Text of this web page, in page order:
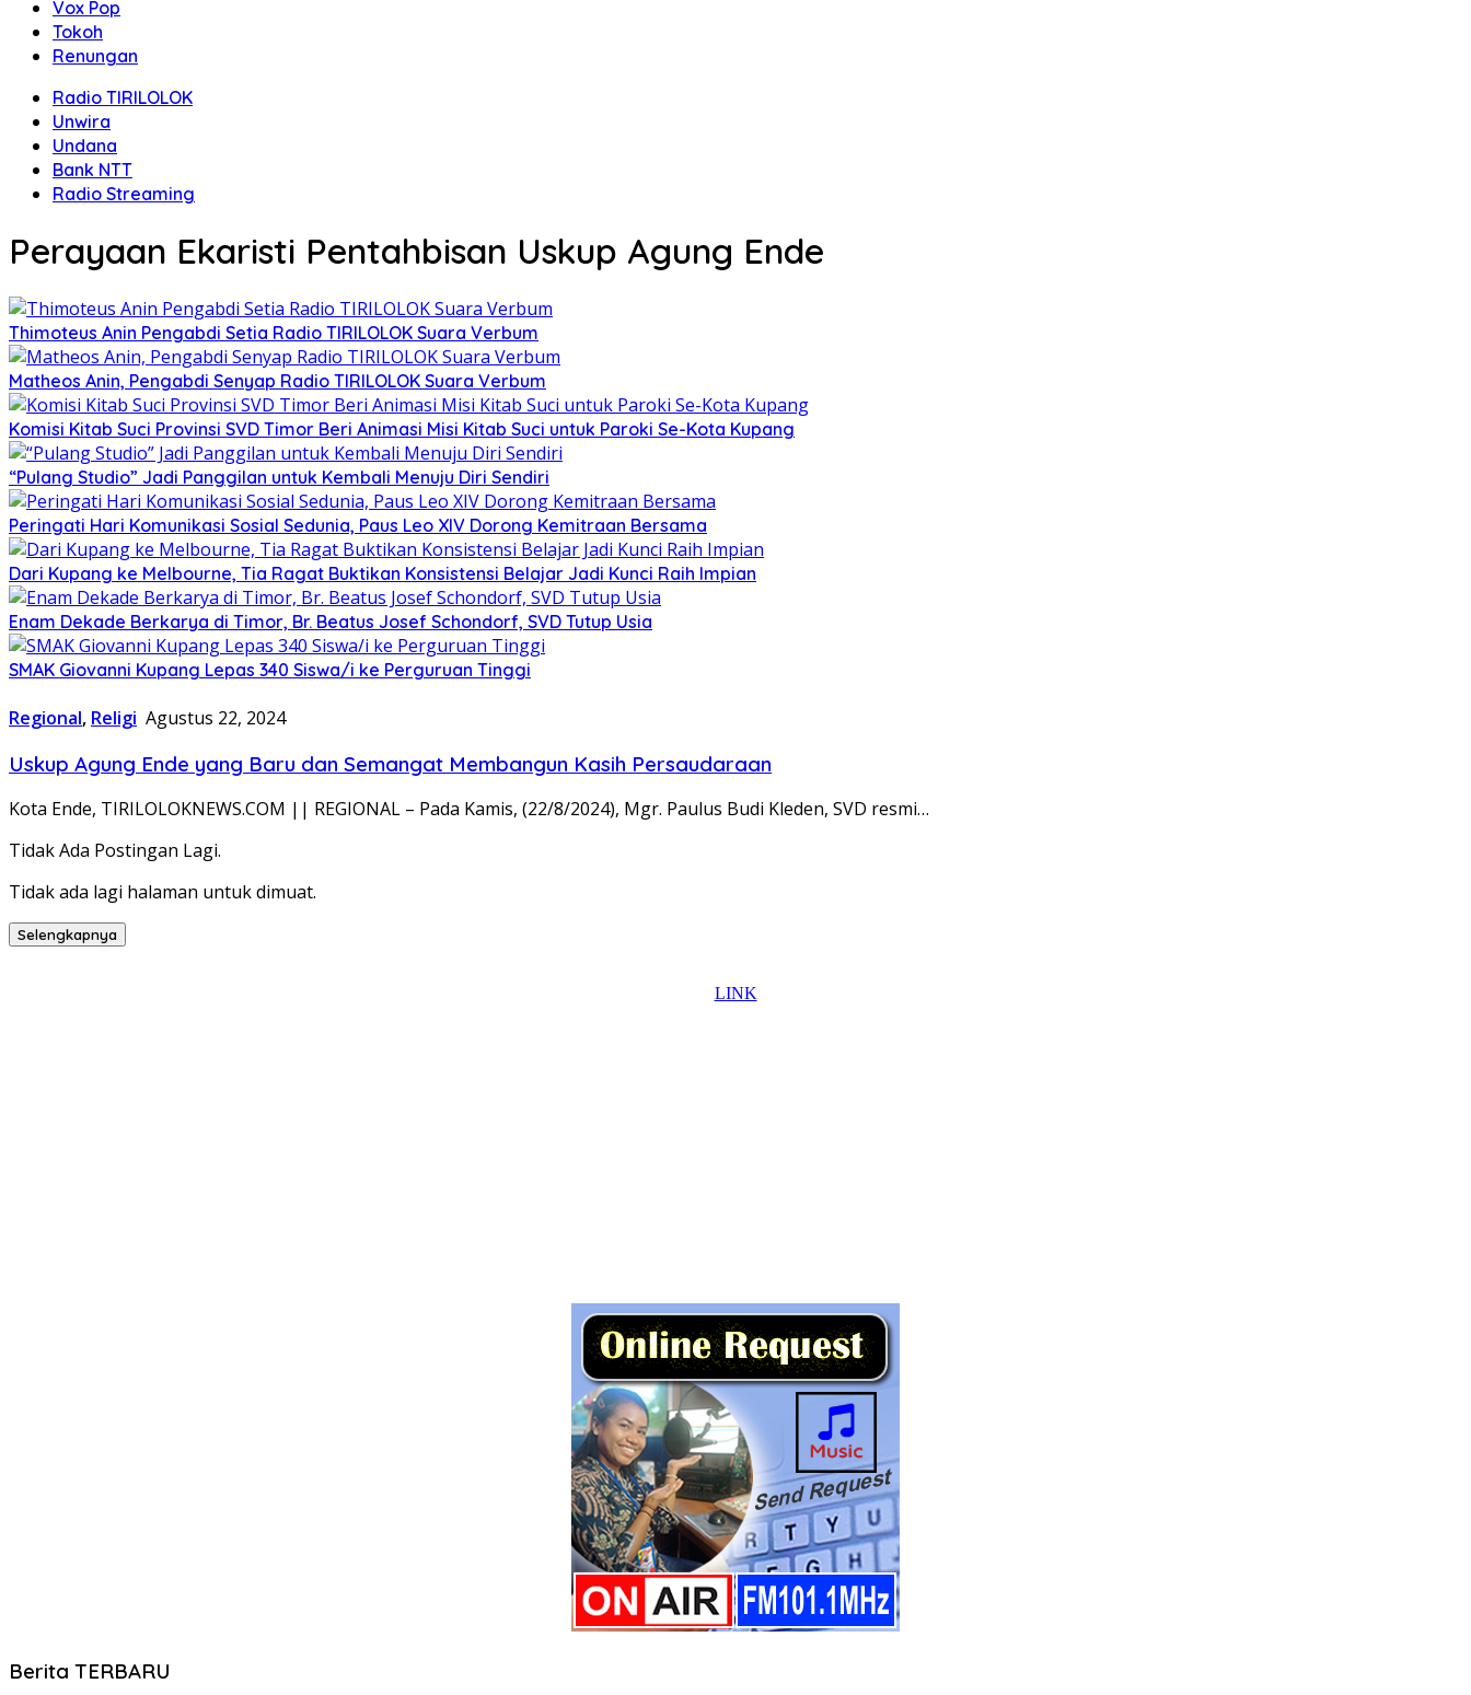
Vox Pop
Tokoh
Renungan
Radio TIRILOLOK
Unwira
Undana
Bank NTT
Radio Streaming
Perayaan Ekaristi Pentahbisan Uskup Agung Ende
Thimoteus Anin Pengabdi Setia Radio TIRILOLOK Suara Verbum
Matheos Anin, Pengabdi Senyap Radio TIRILOLOK Suara Verbum
Komisi Kitab Suci Provinsi SVD Timor Beri Animasi Misi Kitab Suci untuk Paroki Se-Kota Kupang
“Pulang Studio” Jadi Panggilan untuk Kembali Menuju Diri Sendiri
Peringati Hari Komunikasi Sosial Sedunia, Paus Leo XIV Dorong Kemitraan Bersama
Dari Kupang ke Melbourne, Tia Ragat Buktikan Konsistensi Belajar Jadi Kunci Raih Impian
Enam Dekade Berkarya di Timor, Br. Beatus Josef Schondorf, SVD Tutup Usia
SMAK Giovanni Kupang Lepas 340 Siswa/i ke Perguruan Tinggi
Regional, Religi Agustus 22, 2024
Uskup Agung Ende yang Baru dan Semangat Membangun Kasih Persaudaraan
Kota Ende, TIRILOLOKNEWS.COM || REGIONAL – Pada Kamis, (22/8/2024), Mgr. Paulus Budi Kleden, SVD resmi…
Tidak Ada Postingan Lagi.
Tidak ada lagi halaman untuk dimuat.
Selengkapnya
Berita TERBARU